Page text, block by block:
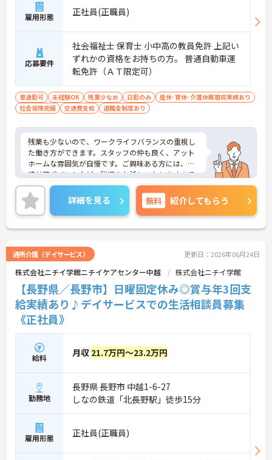
雇用形態 正社員(正職員)
応募要件
社会福祉士 保育士 小中高の教員免許 上記い
ずれかの資格をお持ちの方。 普通自動車運
転免許（ＡＴ限定可）
車通勤可 未経験OK 残業少なめ 日勤のみ
産休･育休･介護休暇取得実績あり
社会保険完備
交通費支給 退職金制度あり
残業も少ないので、ワークライフバランスの重視し
た働き方ができます。スタッフの仲も良く、アット
ホームな雰囲気が自慢です。ご興味ある方には、面
接対策ポイントなど、詳細をお話しいたしますので
お気軽にご相談ください。
詳細を見る 無料 紹介してもらう
通所介護（デイサービス） 更新日：2026年06月24日
株式会社ニチイ学館ニチイケアセンター中越 株式会社ニチイ学館
【長野県／長野市】日曜固定休み◎賞与年3回支
給実績あり♪デイサービスでの生活相談員募集
《正社員》
給料 月収 21.7万円～23.2万円
勤務地
長野県 長野市 中越1-6-27
しなの鉄道「北長野駅」徒歩15分
雇用形態 正社員(正職員)